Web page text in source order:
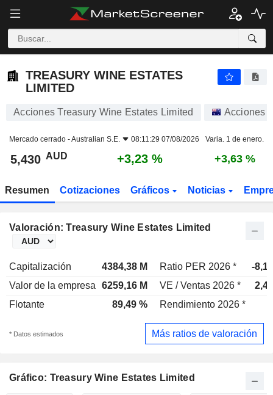
TREASURY WINE ESTATES
LIMITED
Acciones Treasury Wine Estates Limited Acciones
Mercado cerrado -Australian S.E. 08:11:29 07/08/2026 Varia. 1 de enero.
5,430 AUD +3,23 % +3,63 %
Resumen Cotizaciones Gráficos Noticias
Valoración: Treasury Wine Estates Limited
Capitalización 4384,38 M Ratio PER 2026 *
-
Valor de la empresa
6259,16 M VE / Ventas 2026 *
Flotante
89,49 % Rendimiento 2026 *
* Datos estimados Más ratios de valoración
Gráfico: Treasury Wine Estates Limited